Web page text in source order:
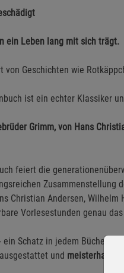
ein Leben lang mit sich trägt.
Geschichten wie
ist ein echter Klassiker
Grimm, von Hans
feiert die
Zusammenstellung
Christian Andersen,
Vorlesestunden genau
ein Schatz in jedem Bücherregal
und meisterhaft in